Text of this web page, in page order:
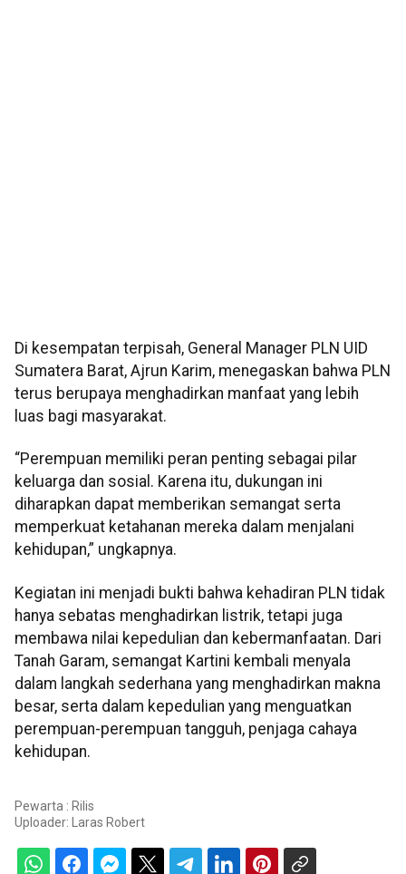
Di kesempatan terpisah, General Manager PLN UID
Sumatera Barat, Ajrun Karim, menegaskan bahwa PLN
terus berupaya menghadirkan manfaat yang lebih
luas bagi masyarakat.
“Perempuan memiliki peran penting sebagai pilar
keluarga dan sosial. Karena itu, dukungan ini
diharapkan dapat memberikan semangat serta
memperkuat ketahanan mereka dalam menjalani
kehidupan,” ungkapnya.
Kegiatan ini menjadi bukti bahwa kehadiran PLN tidak
hanya sebatas menghadirkan listrik, tetapi juga
membawa nilai kepedulian dan kebermanfaatan. Dari
Tanah Garam, semangat Kartini kembali menyala
dalam langkah sederhana yang menghadirkan makna
besar, serta dalam kepedulian yang menguatkan
perempuan-perempuan tangguh, penjaga cahaya
kehidupan.
Pewarta : Rilis
Uploader: Laras Robert